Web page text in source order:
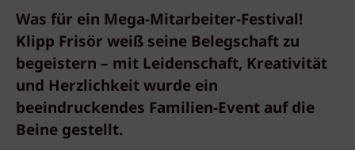
Was für ein Mega-Mitarbeiter-Festival!
Klipp Frisör weiß seine Belegschaft zu
begeistern – mit Leidenschaft, Kreativität
und Herzlichkeit wurde ein
beeindruckendes Familien-Event auf die
Beine gestellt.